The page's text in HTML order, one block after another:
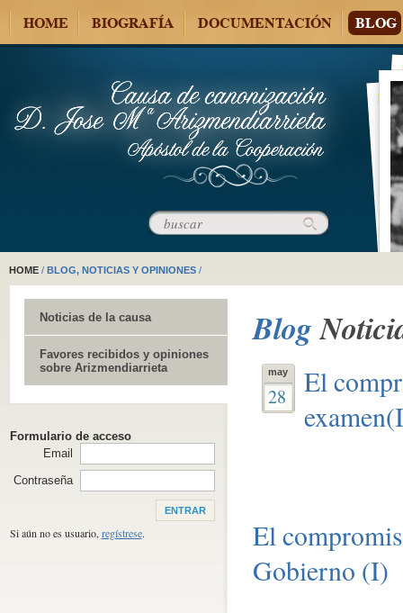
HOME BIOGRAFÍA DOCUMENTACIÓN BLOG
HOME/ BLOG, NOTICIAS Y OPINIONES/
Noticias de la causa
Favores recibidos y opiniones
sobre Arizmendiarrieta
Formulario de acceso
Email
Contraseña
Si aún no es usuario, regístrese.
Blog
may
28
El
El
Gobierno (I)